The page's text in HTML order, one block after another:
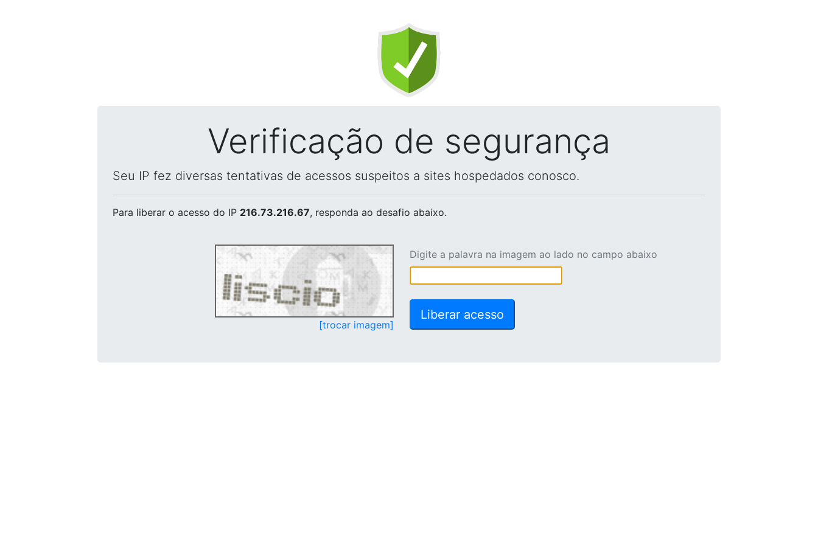
Verificação de segurança
Seu IP fez diversas tentativas de acessos suspeitos a sites hospedados conosco.
Para liberar o acesso do IP 216.73.216.67, responda ao desafio abaixo.
[trocar imagem]
Digite a palavra na imagem ao lado no campo abaixo